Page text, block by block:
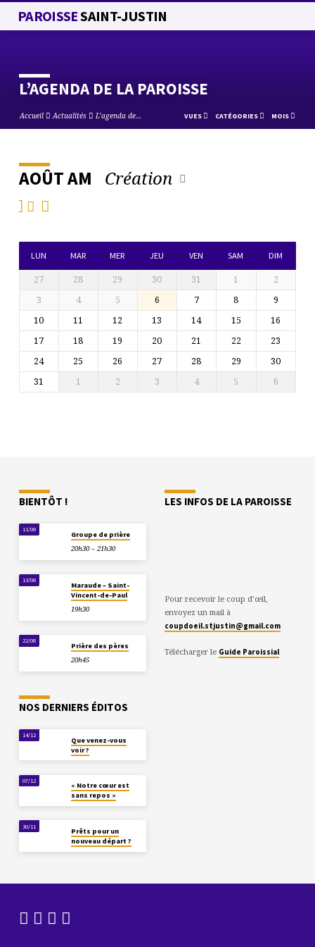
PAROISSESAINT-JUSTIN
L’AGENDA DE LA PAROISSE
Accueil Actualités L’agenda de… VUES CATÉGORIES MOIS
L’AGENDA
DE
LA
PAROISSE
AOÛT AM Création
LUN MAR MER JEU VEN SAM DIM
27 28 29 30 31 1
2
3
4 5 6 7 8
9
10
11 12 13 14 15
16
17
18 19 20 21 22
23
24
25 26 27 28 29
30
31
1 2 3 4 5 6
BIENTÔT !
11/08
Groupe de prière
20h30 – 21h30
13/08
Maraude – Saint-
Vincent-de-Paul
19h30
22/08
Prière des pères
20h45
LES INFOS DE LA PAROISSE
Pour recevoir le coup d’œil,
envoyez un mail à
coupdoeil.stjustin@gmail.com
Télécharger le Guide Paroissial
NOS DERNIERS ÉDITOS
14/12
Que venez-vous
voir ?
07/12
« Notre cœur est
sans repos »
30/11
Prêts pour un
nouveau départ ?